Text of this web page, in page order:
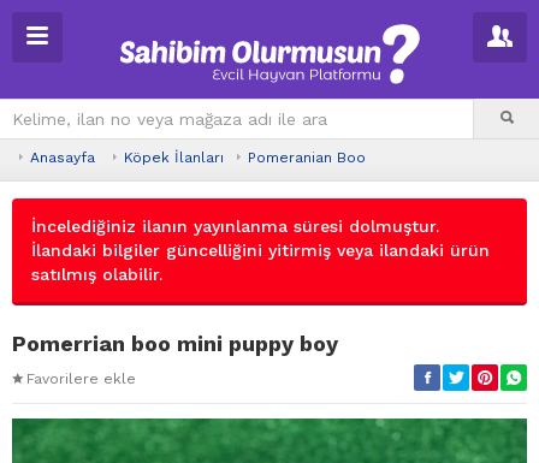
Anasayfa Köpek İlanları Pomeranian Boo
İncelediğiniz ilanın yayınlanma süresi dolmuştur.
İlandaki bilgiler güncelliğini yitirmiş veya ilandaki ürün
satılmış olabilir.
Pomerrian boo mini puppy boy
Favorilere ekle